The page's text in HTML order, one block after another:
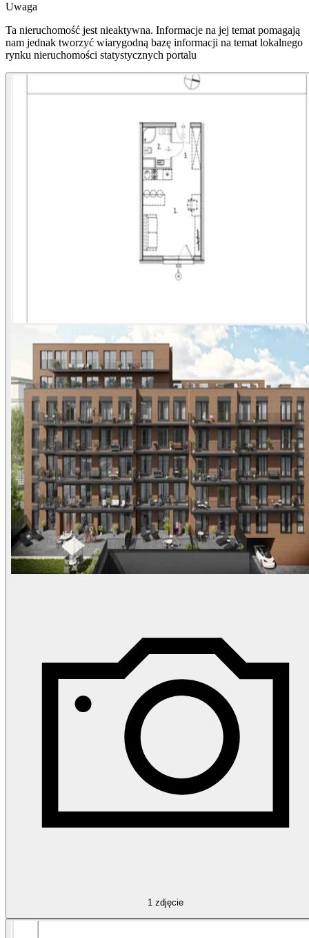
Uwaga
Ta nieruchomość jest nieaktywna. Informacje na jej temat pomagają
nam jednak tworzyć wiarygodną bazę informacji na temat lokalnego
rynku nieruchomości statystycznych portalu
1 zdjęcie